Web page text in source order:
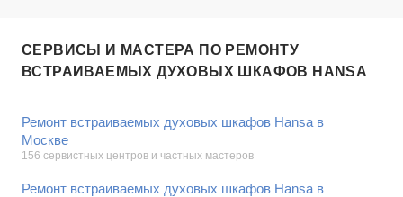
СЕРВИСЫ И МАСТЕРА ПО РЕМОНТУ
ВСТРАИВАЕМЫХ ДУХОВЫХ ШКАФОВ HANSA
Ремонт встраиваемых духовых шкафов Hansa в
Москве
156 сервистных центров и частных мастеров
Ремонт встраиваемых духовых шкафов Hansa в